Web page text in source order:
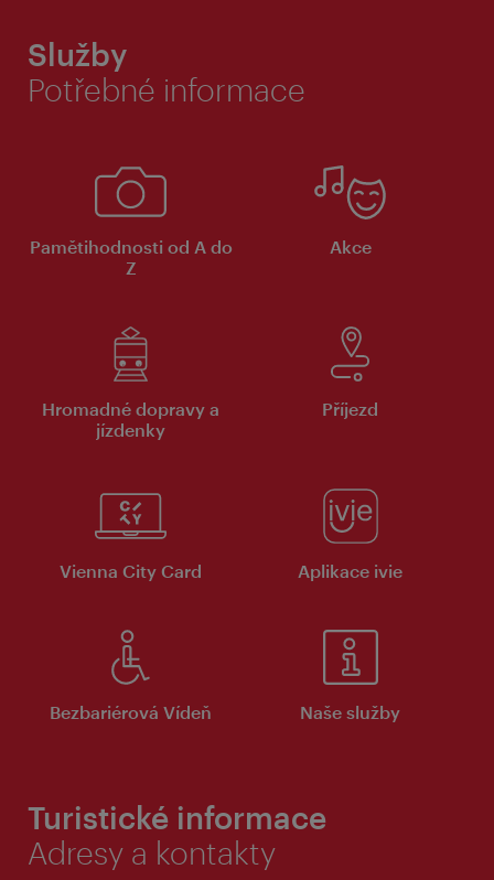
Služby
Potřebné informace
Pamětihodnosti od A do
Z
Akce
Hromadné dopravy a
jízdenky
Příjezd
Vienna City Card Aplikace ivie
Bezbariérová Vídeň Naše služby
Turistické informace
Adresy a kontakty